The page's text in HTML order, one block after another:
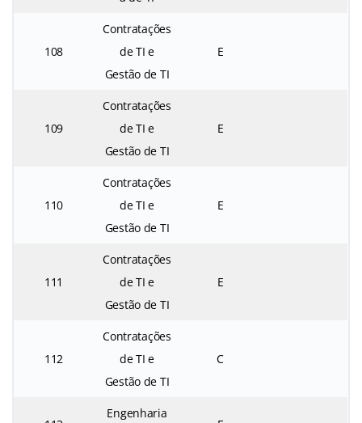
108
Contratações
de TI e
Gestão de TI
E
109
Contratações
de TI e
Gestão de TI
E
110
Contratações
de TI e
Gestão de TI
E
111
Contratações
de TI e
Gestão de TI
E
112
Contratações
de TI e
Gestão de TI
C
Engenharia